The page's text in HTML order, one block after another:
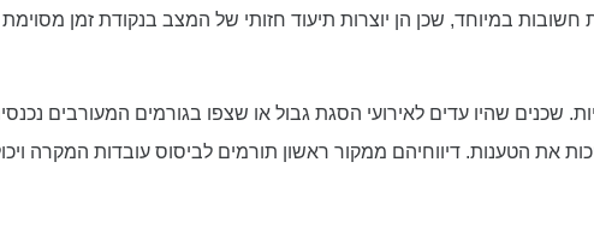
חשובות במיוחד, שכן הן יוצרות תיעוד חזותי של המצב בנקודת זמן
שכנים שהיו עדים לאירועי הסגת גבול או שצפו בגורמים המעורבים
את הטענות. דיווחיהם ממקור ראשון תורמים לביסוס עובדות המקרה